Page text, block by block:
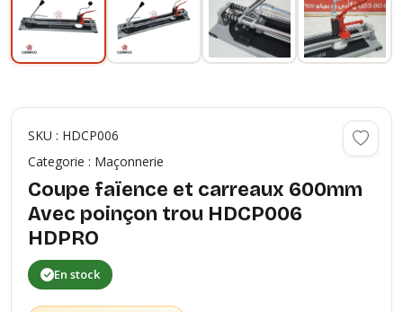
SKU : HDCP006
Categorie : Maçonnerie
Coupe faïence et carreaux 600mm
Avec poinçon trou HDCP006
HDPRO
En stock